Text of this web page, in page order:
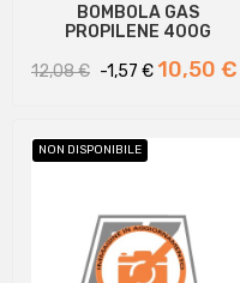
BOMBOLA GAS
PROPILENE 400G
Prezzo
12,08 € -1,57 € Prezzo
10,50 €
NON DISPONIBILE